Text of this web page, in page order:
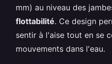
mm) au niveau des
flottabilité. Ce design
sentir à l'aise tout en se
mouvements dans l'eau.